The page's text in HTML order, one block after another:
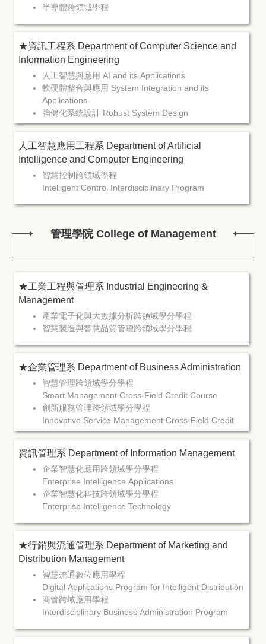
半導體跨領域學程
★資訊工程系 Department of Computer Science and
Information Engineering
人工智慧與應用 AI and its Applications
軟硬體整合與應用 System Integration and its
Applications
強健化系統設計 Robust System Design
資料科學與應用 Data Science and its Applications
人工智慧應用工程系 Department of Artificial
Intelligence and Computer Engineering
智慧控制跨領域學程
Intelligent Control Interdisciplinary Program
管理學院 College of Management
★工業工程與管理系 Industrial Engineering &
Management
產業電子化與大數據分析跨領域學分學程
智慧製造與智慧品質管理跨領域學分學程
★企業管理系 Department of Business Administration
智慧管理跨領域學分學程
Smart Management Cross-Field Credit Course
創新服務管理跨領域學分學程
Innovative Service Management Cross-Field Credit
Course
資訊管理系 Department of Information Management
企業智慧化應用跨領域學分學程
Enterprise Intelligence Applications
企業智慧化科技跨領域學分學程
Enterprise Intelligence Technology
★行銷與流通管理系 Department of Marketing and
Distribution Management
智慧流通數位應用學程
Digital Applications Program for Intelligent Distribution
商管跨域應用學程
Interdisciplinary Business Administration Program